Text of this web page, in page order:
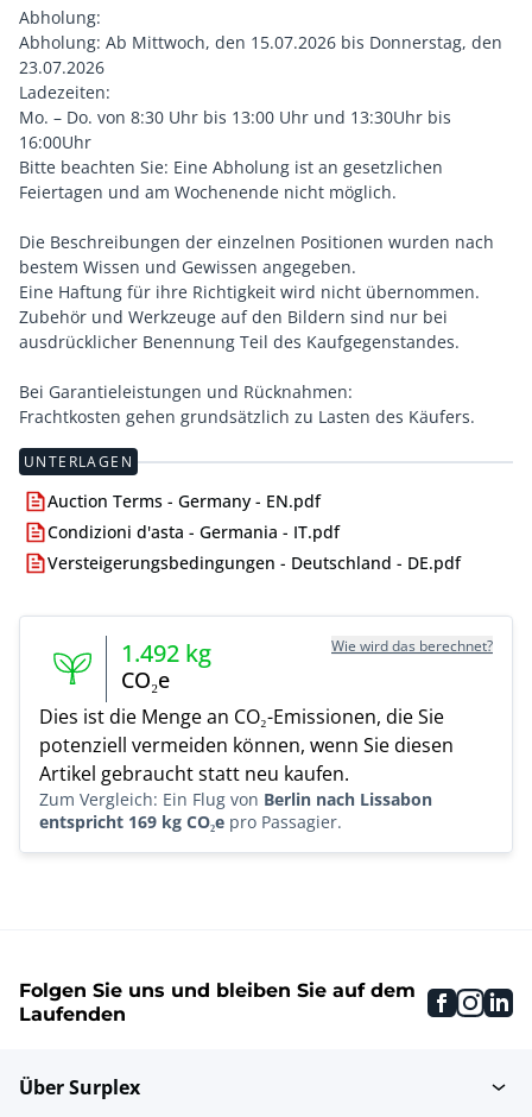
Abholung:
Abholung: Ab Mittwoch, den 15.07.2026 bis Donnerstag, den
23.07.2026
Ladezeiten:
Mo. – Do. von 8:30 Uhr bis 13:00 Uhr und 13:30Uhr bis
16:00Uhr
Bitte beachten Sie: Eine Abholung ist an gesetzlichen
Feiertagen und am Wochenende nicht möglich.
Die Beschreibungen der einzelnen Positionen wurden nach
bestem Wissen und Gewissen angegeben.
Eine Haftung für ihre Richtigkeit wird nicht übernommen.
Zubehör und Werkzeuge auf den Bildern sind nur bei
ausdrücklicher Benennung Teil des Kaufgegenstandes.
Bei Garantieleistungen und Rücknahmen:
Frachtkosten gehen grundsätzlich zu Lasten des Käufers.
UNTERLAGEN
Auction Terms - Germany - EN.pdf
Condizioni d'asta - Germania - IT.pdf
Versteigerungsbedingungen - Deutschland - DE.pdf
1.492 kg
CO₂e
Wie wird das berechnet?
Dies ist die Menge an CO₂-Emissionen, die Sie
potenziell vermeiden können, wenn Sie diesen
Artikel gebraucht statt neu kaufen.
Zum Vergleich: Ein Flug von Berlin nach Lissabon
entspricht 169 kg CO₂e pro Passagier.
Folgen Sie uns und bleiben Sie auf dem
Laufenden
Über Surplex